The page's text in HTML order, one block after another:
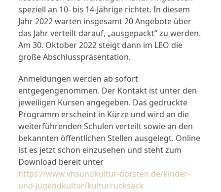
speziell an 10- bis 14-Jährige richtet. In diesem
Jahr 2022 warten insgesamt 20 Angebote über
das Jahr verteilt darauf, „ausgepackt“ zu werden.
Am 30. Oktober 2022 steigt dann im LEO die
große Abschlusspräsentation.
Anmeldungen werden ab sofort
entgegengenommen. Der Kontakt ist unter den
jeweiligen Kursen angegeben. Das gedruckte
Programm erscheint in Kürze und wird an die
weiterführenden Schulen verteilt sowie an den
bekannten öffentlichen Stellen ausgelegt. Online
ist es jetzt schon einzusehen und steht zum
Download bereit unter
https://www.vhsundkultur-dorsten.de/kinder-
und-jugendkultur/kulturrucksack